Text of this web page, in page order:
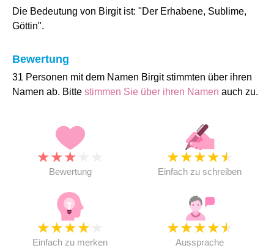
Die Bedeutung von Birgit ist: "Der Erhabene, Sublime,
Göttin".
Bewertung
31 Personen mit dem Namen Birgit stimmten über ihren
Namen ab. Bitte stimmen Sie über ihren Namen auch zu.
★★★
Bewertung
★★★★★
Einfach zu schreiben
★★★★
Einfach zu merken
★★★★★
Aussprache